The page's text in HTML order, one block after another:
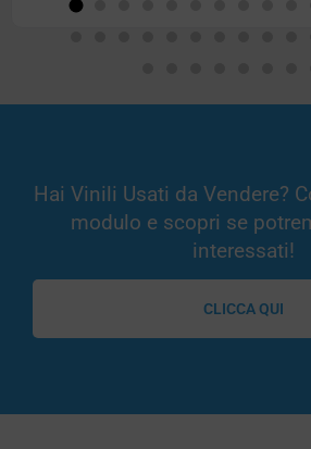
Hai Vinili Usati da Vendere?
modulo e scopri se
interessati!
CLICCA QUI